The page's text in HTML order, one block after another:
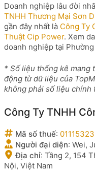
Doanh nghiệp lâu đời
TNHH Thương Mại Sơn
gần đây nhất là Công Ty
Thuật Cip Power. Xem
doanh nghiệp tại
* Số liệu thống kê mang
động từ dữ liệu của
không phải số liệu chính
Công Ty TNHH
Mã số thuế:
Người đại diện: Wei,
Địa chỉ: Tầng 2, 154
Nội, Việt Nam